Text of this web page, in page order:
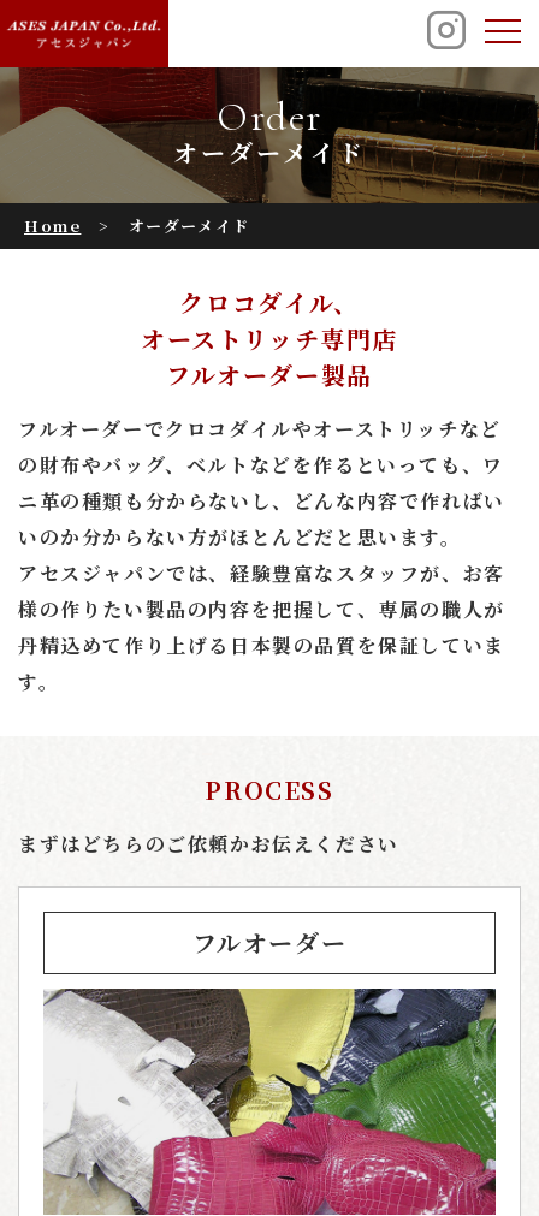
オーダーメイド
Home オーダーメイド
クロコダイル、
オーストリッチ専門店
フルオーダー製品
フルオーダーでクロコダイルやオーストリッチなど
の財布やバッグ、 ベルトなどを作るといっても、 ワ
ニ革の種類も分からないし、
どんな内容で作ればい
いのか分からない方がほとんどだと思います。
アセスジャパンでは、経験豊富なスタッフが、 お客
様の作りたい製品の内容を把握して、 専属の職人が
丹精込めて作り上げる日本製の品質を保証していま
す。
PROCESS
まずはどちらのご依頼かお伝えください
フルオーダー